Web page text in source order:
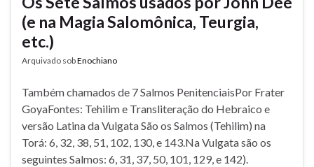
(e na Magia Salomônica, Teurgia,
etc.)
Arquivado sobEnochiano
Também chamados de 7 Salmos PenitenciaisPor Frater
GoyaFontes: Tehilim e Transliteração do Hebraico e
versão Latina da Vulgata São os Salmos (Tehilim) na
Torá: 6, 32, 38, 51, 102, 130, e 143.Na Vulgata são os
seguintes Salmos: 6, 31, 37, 50, 101, 129, e 142).